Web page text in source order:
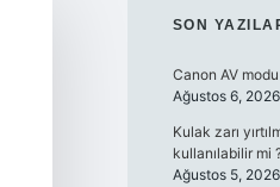
SON
Canon AV
Ağustos 6, 2026
Kulak zarı
kullanılabilir mi
Ağustos 5, 2026